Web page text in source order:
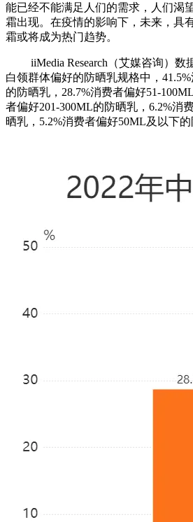
能已经不能满足人们的需求，人们渴
霜出现。在疫情的影响下，未来，具
霜或将成为热门趋势。
iiMedia Research（艾媒咨询）数
白领群体偏好的防晒乳规格中，
的防晒乳，28.7%消费者偏好51-
者偏好201-300ML的防晒乳，6.2%消
晒乳，5.2%消费者偏好50ML及以下的